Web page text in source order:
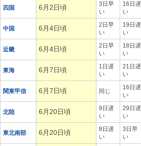
四国 6月2日頃
3日早
い
16日遅
い
中国 6月4日頃
2日早
い
19日遅
い
近畿 6月4日頃
2日早
い
18日遅
い
東海 6月7日頃
1日遅
い
21日遅
い
関東甲信 6月7日頃 同じ
16日遅
い
北陸 6月20日頃
9日遅
い
29日遅
い
東北南部 6月20日頃
8日遅
い
3日早
い